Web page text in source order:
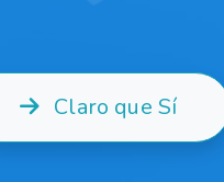
Claro que Sí